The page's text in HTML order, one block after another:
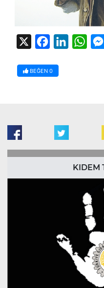
FacebookLinkedIn
BEĞEN 0
KIDEM